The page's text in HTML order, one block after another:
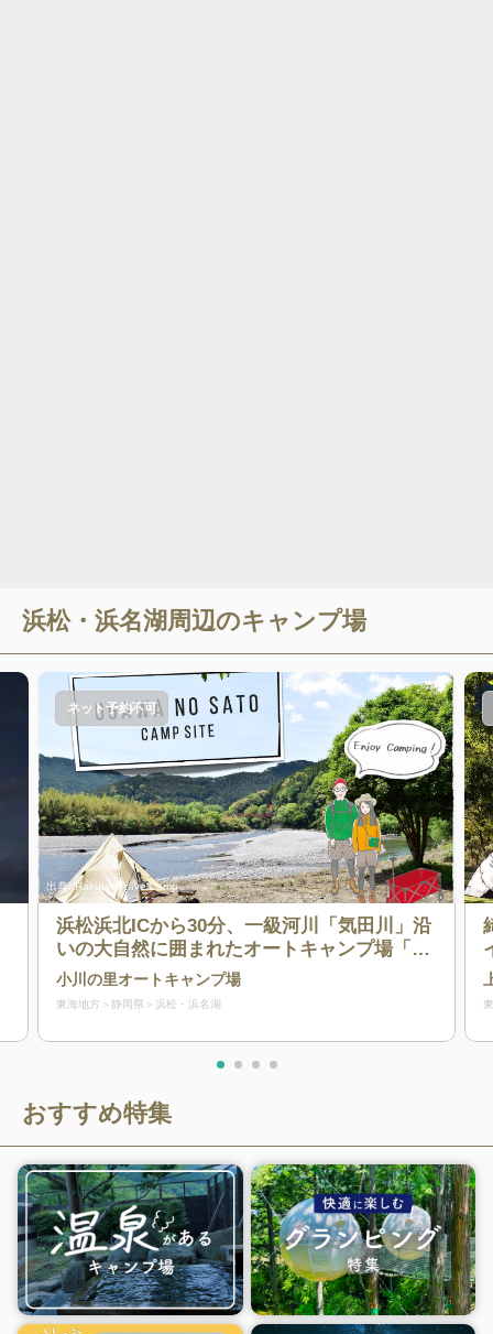
浜松・浜名湖 周辺のキャンプ場
出典:RakutenTravelCamp
ネット予約不可
浜松浜北ICから30分、一級河川「気田川」沿
いの大自然に囲まれたオートキャンプ場「O
GAWA NO SATO」です！
小川の里オートキャンプ場
東海地方 静岡県 浜松・浜名湖
出
おすすめ特集